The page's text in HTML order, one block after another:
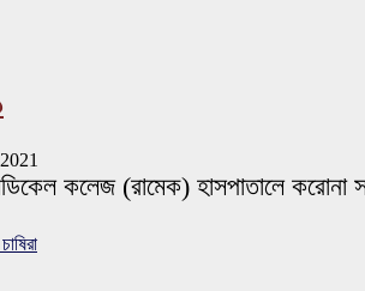
মেডিকেল কলেজ (রামেক) হাসপাতালে